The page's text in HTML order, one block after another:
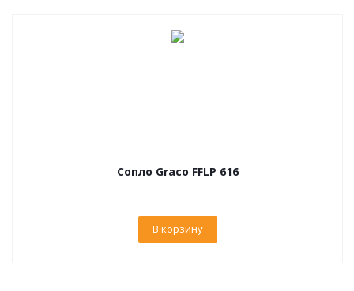
Сопло Graco FFLP 616
В корзину